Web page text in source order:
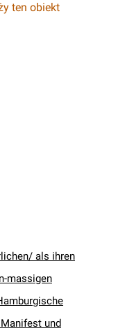
ten obiekt
als ihren
massigen
und